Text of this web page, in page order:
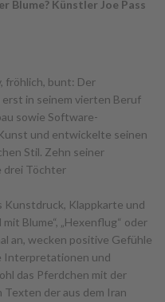
Blume? Künstler Joe Pass
fröhlich, bunt: Der
in seinem vierten Beruf
sowie Software-
und entwickelte seinen
Stil. Zehn seiner
drei Töchter
Kunstdruck, Klappkarte und
Blume“, „Hexenflug“ oder
an, wecken positive Gefühle
Interpretationen und
das Pferdchen mit der
Texten der aus dem Iran